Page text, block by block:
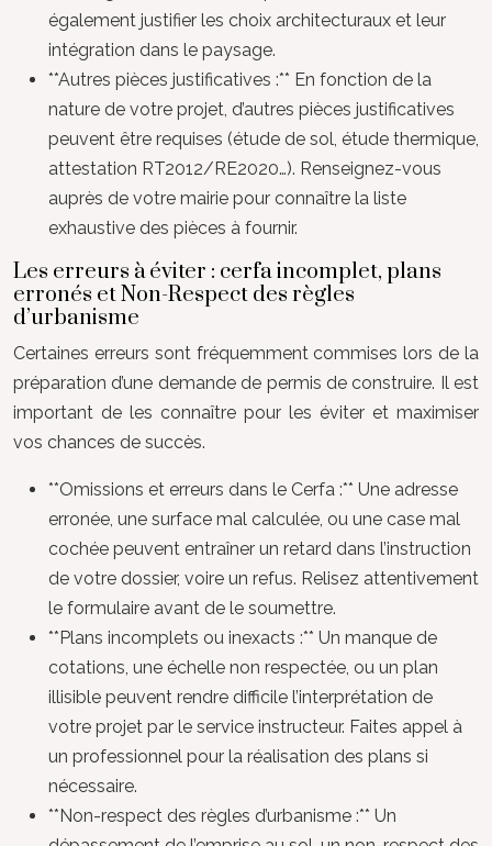
également justifier les choix architecturaux et leur
intégration dans le paysage.
**Autres pièces justificatives :** En fonction de la
nature de votre projet, d’autres pièces justificatives
peuvent être requises (étude de sol, étude thermique,
attestation RT2012/RE2020…). Renseignez-vous
auprès de votre mairie pour connaître la liste
exhaustive des pièces à fournir.
Les erreurs à éviter : cerfa incomplet, plans
erronés et Non-Respect des règles
d’urbanisme
Certaines erreurs sont fréquemment commises lors de la
préparation d’une demande de permis de construire. Il est
important de les connaître pour les éviter et maximiser
vos chances de succès.
**Omissions et erreurs dans le Cerfa :** Une adresse
erronée, une surface mal calculée, ou une case mal
cochée peuvent entraîner un retard dans l’instruction
de votre dossier, voire un refus. Relisez attentivement
le formulaire avant de le soumettre.
**Plans incomplets ou inexacts :** Un manque de
cotations, une échelle non respectée, ou un plan
illisible peuvent rendre difficile l’interprétation de
votre projet par le service instructeur. Faites appel à
un professionnel pour la réalisation des plans si
nécessaire.
**Non-respect des règles d’urbanisme :** Un